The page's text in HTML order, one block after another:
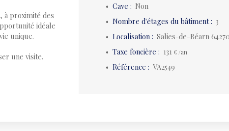
à proximité des
idéale
unique.
une visite.
Cave : Non
Nombre d'étages du bâtiment: 3
Localisation : Salies-de-Béarn 64270
Taxe foncière : 131€ /an
Référence : VA2549